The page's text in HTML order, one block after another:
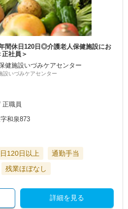
間休日120日◎介護老人保健施設にお
社員＞
施設いづみケアセンター
いづみケアセンター
正職員
和泉873
120日以上
通勤手当
残業ほぼなし
詳細を見る